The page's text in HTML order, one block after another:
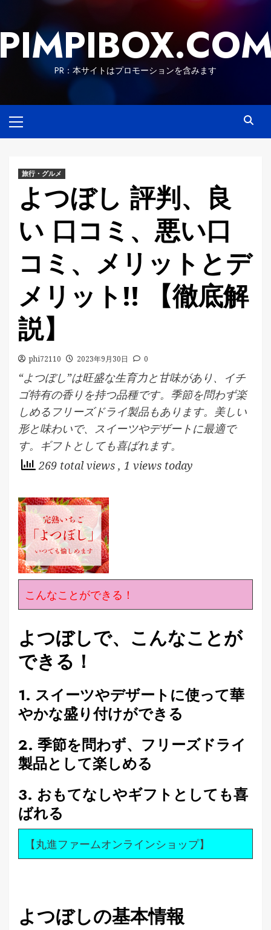
content
PR：本サイトはプロモーションを含みます
Menu
旅行・グルメ
よつぼし 評判、良
い 口コミ、悪い口
コミ、メリットとデ
メリット!! 【徹底解
説】
phi72110 2023年9月30日 0
“よつぼし”は旺盛な生育力と甘味があり、イチ
ゴ特有の香りを持つ品種です。季節を問わず楽
しめるフリーズドライ製品もあります。美しい
形と味わいで、スイーツやデザートに最適で
す。ギフトとしても喜ばれます。
269 total views , 1 views today
こんなことができる！
よつぼしで、こんなことが
できる！
1. スイーツやデザートに使って華
やかな盛り付けができる
2. 季節を問わず、フリーズドライ
製品として楽しめる
3. おもてなしやギフトとしても喜
ばれる
【丸進ファームオンラインショップ】
よつぼしの基本情報